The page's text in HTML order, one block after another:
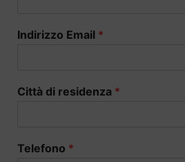
Indirizzo Email *
Città di residenza *
Telefono *